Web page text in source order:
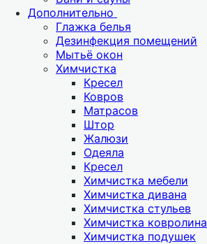
Дополнительно
Глажка белья
Дезинфекция помещений
Мытьё окон
Химчистка
Кресел
Ковров
Матрасов
Штор
Жалюзи
Одеяла
Кресел
Химчистка мебели
Химчистка дивана
Химчистка стульев
Химчистка ковролина
Химчистка подушек